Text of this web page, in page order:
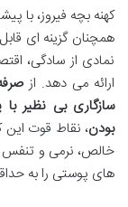
کهنه بچه فیروز، با
همچنان گزینه ای
نمادی از سادگی،
ارائه می دهد. از
سازگاری بی نظیر
بودن
خالص، نرمی و
های پوستی را به